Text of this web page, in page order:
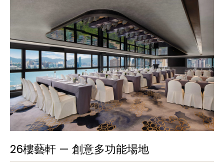
26樓藝軒 — 創意多功能場地